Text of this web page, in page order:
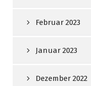
Februar 2023
Januar 2023
Dezember 2022